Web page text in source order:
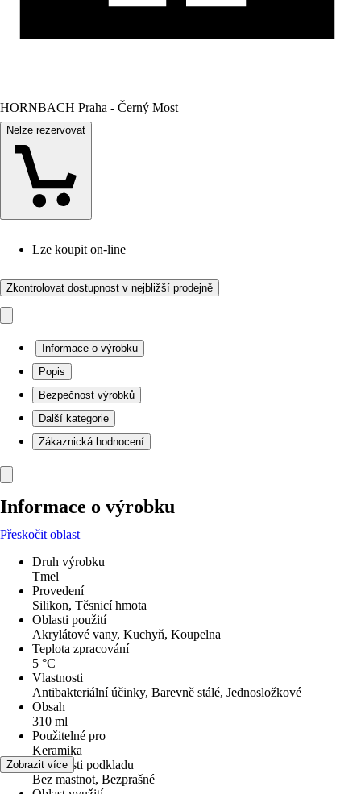
HORNBACH Praha - Černý Most
Nelze rezervovat
Lze koupit on-line
Zkontrolovat dostupnost v nejbližší prodejně
Informace o výrobku
Popis
Bezpečnost výrobků
Další kategorie
Zákaznická hodnocení
Informace o výrobku
Přeskočit oblast
Druh výrobku
Tmel
Provedení
Silikon, Těsnicí hmota
Oblasti použití
Akrylátové vany, Kuchyň, Koupelna
Teplota zpracování
5 °C
Vlastnosti
Antibakteriální účinky, Barevně stálé, Jednosložkové
Obsah
310 ml
Použitelné pro
Keramika
Vlastnosti podkladu
Bez mastnot, Bezprašné
Zobrazit více